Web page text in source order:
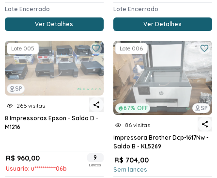
Lote Encerrado
Ver Detalhes
Lote Encerrado
Ver Detalhes
SP
Lote 005
266 visitas
8 Impressoras Epson - Saldo D -
M1216
R$ 960,00
Usuario: u***********06b
9
Lances
67% OFF SP
Lote 006
86 visitas
Impressora Brother Dcp-1617Nw -
Saldo B - KL5269
R$ 704,00
Sem lances